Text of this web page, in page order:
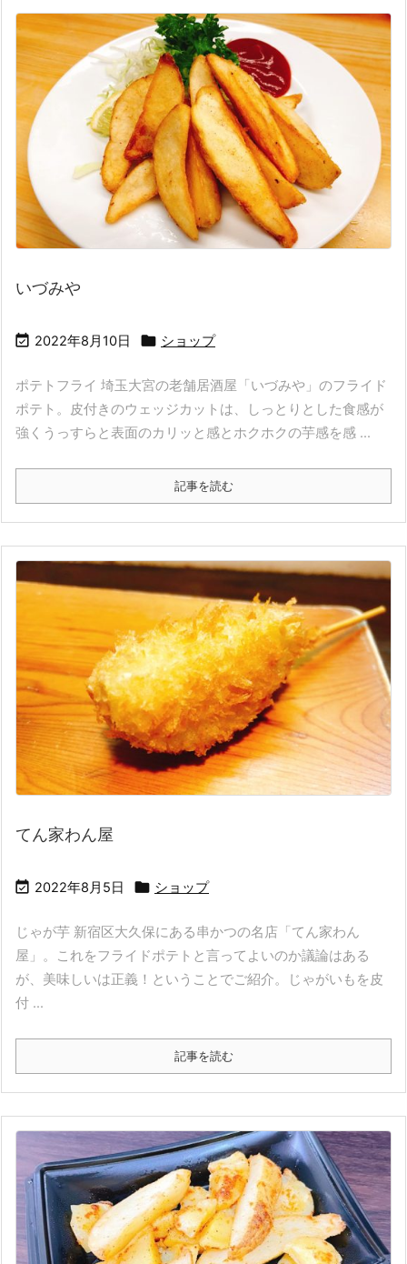
いづみや
 2022年8月10日  ショップ
ポテトフライ 埼玉大宮の老舗居酒屋「いづみや」のフライド
ポテト。皮付きのウェッジカットは、しっとりとした食感が
強くうっすらと表面のカリッと感とホクホクの芋感を感 ...
記事を読む
てん家わん屋
 2022年8月5日  ショップ
じゃが芋 新宿区大久保にある串かつの名店「てん家わん
屋」。これをフライドポテトと言ってよいのか議論はある
が、美味しいは正義！ということでご紹介。じゃがいもを皮
付 ...
記事を読む